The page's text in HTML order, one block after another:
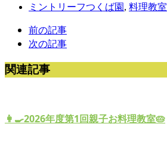
ミントリーフつくば園 , 料理教室
前の記事
次の記事
関連記事
👩‍🍳2026年度第1回親子お料理教室🥧